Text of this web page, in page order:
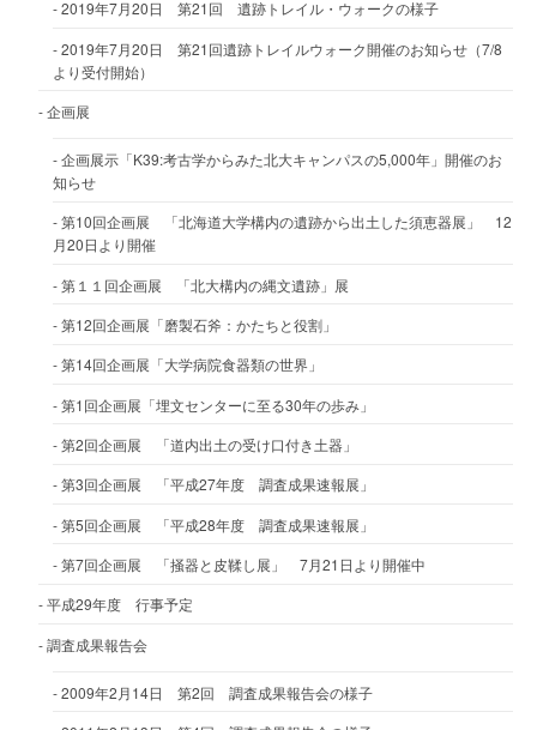
2019年7月20日 第21回 遺跡トレイル・ウォークの様子
2019年7月20日 第21回遺跡トレイルウォーク開催のお知らせ（7/8
より受付開始）
企画展
企画展示「K39:考古学からみた北大キャンパスの5,000年」開催のお
知らせ
第10回企画展 「北海道大学構内の遺跡から出土した須恵器展」 12
月20日より開催
第１１回企画展 「北大構内の縄文遺跡」展
第12回企画展「磨製石斧：かたちと役割」
第14回企画展「大学病院食器類の世界」
第1回企画展「埋文センターに至る30年の歩み」
第2回企画展 「道内出土の受け口付き土器」
第3回企画展 「平成27年度 調査成果速報展」
第5回企画展 「平成28年度 調査成果速報展」
第7回企画展 「掻器と皮鞣し展」 7月21日より開催中
平成29年度 行事予定
調査成果報告会
2009年2月14日 第2回 調査成果報告会の様子